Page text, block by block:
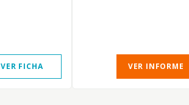
VER FICHA VER INFORME